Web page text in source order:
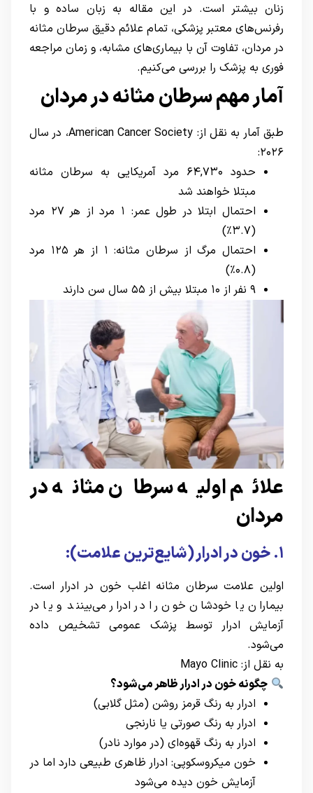
زنان بیشتر است. در این مقاله به زبان ساده و با
رفرنس‌های معتبر پزشکی، تمام علائم دقیق سرطان مثانه
در مردان، تفاوت آن با بیماری‌های مشابه، و زمان مراجعه
فوری به پزشک را بررسی می‌کنیم.
آمار مهم سرطان مثانه در مردان
طبق آمار به نقل از: American Cancer Society، در سال
۲۰۲۶:
حدود ۶۴,۷۳۰ مرد آمریکایی به سرطان مثانه
مبتلا خواهند شد
احتمال ابتلا در طول عمر: ۱ مرد از هر ۲۷ مرد
(۳.۷٪)
احتمال مرگ از سرطان مثانه: ۱ از هر ۱۲۵ مرد
(۰.۸٪)
۹ نفر از ۱۰ مبتلا بیش از ۵۵ سال سن دارند
علائم اولیه سرطان مثانه در
مردان
۱. خون در ادرار (شایع‌ترین علامت):
اولین علامت سرطان مثانه اغلب خون در ادرار است.
بیماران یا خودشان خون را در ادرار می‌بینند و یا در
آزمایش ادرار توسط پزشک عمومی تشخیص داده
می‌شود.
به نقل از: Mayo Clinic
چگونه خون در ادرار ظاهر می‌شود؟
ادرار به رنگ قرمز روشن (مثل گلابی)
ادرار به رنگ صورتی یا نارنجی
ادرار به رنگ قهوه‌ای (در موارد نادر)
خون میکروسکوپی: ادرار ظاهری طبیعی دارد اما در
آزمایش خون دیده می‌شود